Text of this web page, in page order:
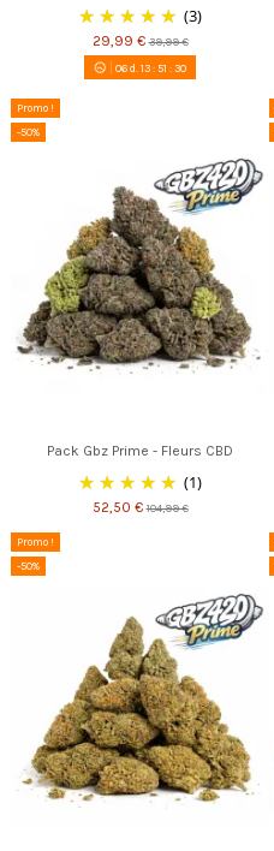
(3)
29,99 €39,99 €
06d. 13:51 :30
Promo !
-50%
Pack Gbz Prime - Fleurs CBD
(1)
52,50 €104,99 €
Promo !
-50%